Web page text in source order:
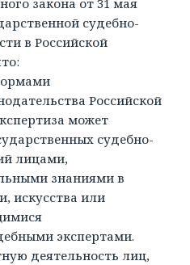
закона от 31 мая
судебно-
в Российской
Российской
может
судебно-
лицами,
знаниями в
искусства или
экспертами.
деятельность лиц,